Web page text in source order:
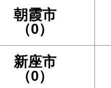
朝霞市
（0）
新座市
（0）